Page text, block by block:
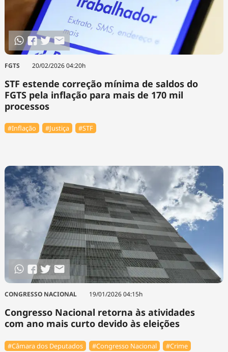
FGTS 20/02/2026 04:20h
STF estende correção mínima de saldos do
FGTS pela inflação para mais de 170 mil
processos
#Inflação #Justiça #STF
CONGRESSO NACIONAL 19/01/2026 04:15h
Congresso Nacional retorna às atividades
com ano mais curto devido às eleições
#Câmara dos Deputados #Congresso Nacional
#Crime